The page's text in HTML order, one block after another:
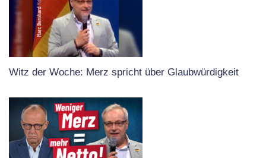
Witz der Woche: Merz spricht über Glaubwürdigkeit